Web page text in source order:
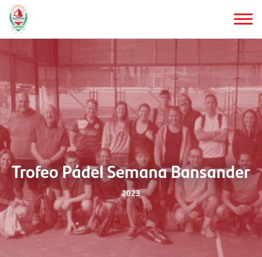
Saltar
al
contenido
principal
Trofeo Pádel Semana Bansander
2023